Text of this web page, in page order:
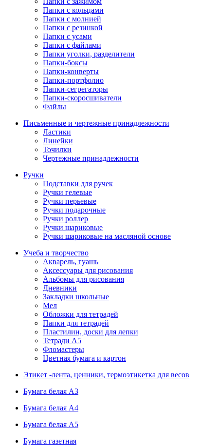
Папки с кольцами
Папки с молнией
Папки с резинкой
Папки с усами
Папки с файлами
Папки уголки, разделители
Папки-боксы
Папки-конверты
Папки-портфолио
Папки-сегрегаторы
Папки-скоросшиватели
Файлы
Письменные и чертежные принадлежности
Ластики
Линейки
Точилки
Чертежные принадлежности
Ручки
Подставки для ручек
Ручки гелевые
Ручки перьевые
Ручки подарочные
Ручки роллер
Ручки шариковые
Ручки шариковые на масляной основе
Учеба и творчество
Акварель, гуашь
Аксессуары для рисования
Альбомы для рисования
Дневники
Закладки школьные
Мел
Обложки для тетрадей
Папки для тетрадей
Пластилин, доски для лепки
Тетради А5
Фломастеры
Цветная бумага и картон
Этикет -лента, ценники, термоэтикетка для весов
Бумага белая А3
Бумага белая А4
Бумага белая А5
Бумага газетная